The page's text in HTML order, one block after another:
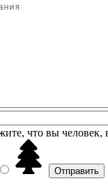
что вы человек,